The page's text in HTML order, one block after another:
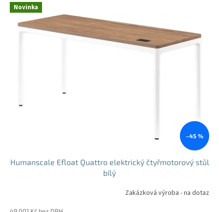
Novinka
–45 %
Humanscale Efloat Quattro elektrický čtyřmotorový stůl
bílý
Zakázková výroba - na dotaz